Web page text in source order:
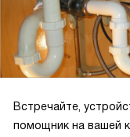
Встречайте,
помощник на вашей